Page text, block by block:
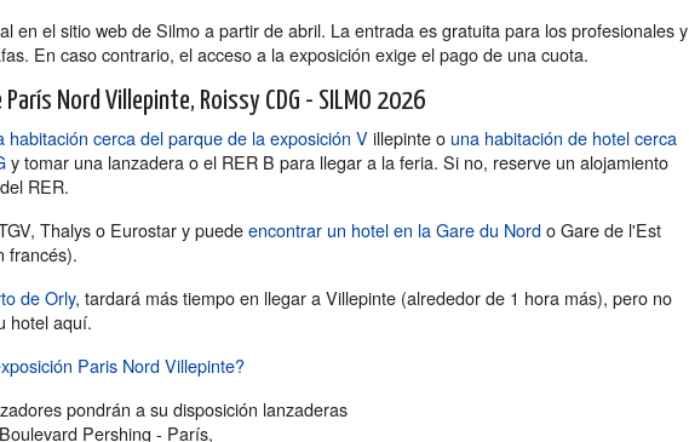
en el sitio web de Silmo a partir de abril. La entrada es gratuita para los profesionales y
En caso contrario, el acceso a la exposición exige el pago de una cuota.
Nord Villepinte, Roissy CDG - SILMO 2026
habitación cerca del parque de la exposición Villepinte o una habitación de hotel cerca
y tomar una lanzadera o el RER B para llegar a la feria. Si no, reserve un alojamiento
RER.
Thalys o Eurostar y puedeencontrar un hotel en la Gare du Nordo Gare de l'Est
francés).
de Orly, tardará más tiempo en llegar a Villepinte (alrededor de 1 hora más), pero no
hotel aquí.
Paris Nord Villepinte?
pondrán a su disposición lanzaderas
Pershing - París,